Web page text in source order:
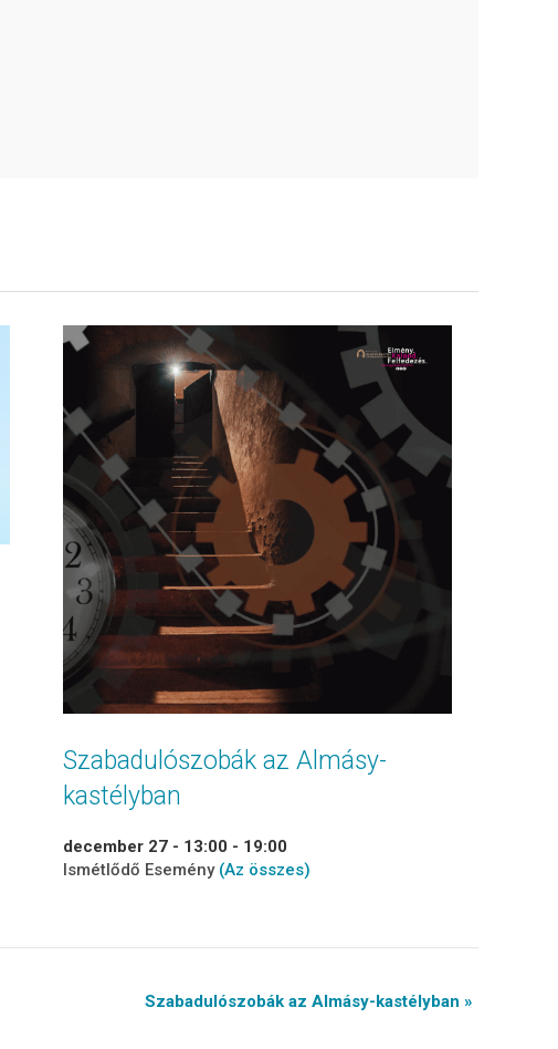
Szabadulószobák az Almásy-
kastélyban
december 27 - 13:00 - 19:00
Ismétlődő Esemény (Az összes)
Szabadulószobák az Almásy-kastélyban »